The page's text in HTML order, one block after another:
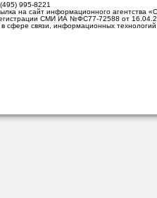
995-8221
на сайт информационного агентства
СМИ ИА №ФС77-72588 от
сфере связи, информационных